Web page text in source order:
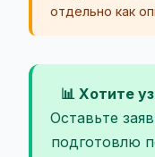
отдельно как
📊 Хотите
Оставьте
подготовлю